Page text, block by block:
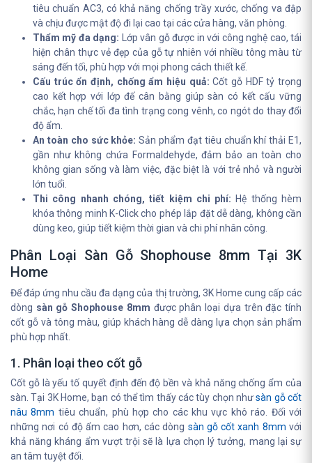
tiêu chuẩn AC3, có khả năng chống trầy xước, chống va đập
và chịu được mật độ đi lại cao tại các cửa hàng, văn phòng.
Thẩm mỹ đa dạng: Lớp vân gỗ được in với công nghệ cao, tái
hiện chân thực vẻ đẹp của gỗ tự nhiên với nhiều tông màu từ
sáng đến tối, phù hợp với mọi phong cách thiết kế.
Cấu trúc ổn định, chống ẩm hiệu quả: Cốt gỗ HDF tỷ trọng
cao kết hợp với lớp đế cân bằng giúp sàn có kết cấu vững
chắc, hạn chế tối đa tình trạng cong vênh, co ngót do thay đổi
độ ẩm.
An toàn cho sức khỏe: Sản phẩm đạt tiêu chuẩn khí thải E1,
gần như không chứa Formaldehyde, đảm bảo an toàn cho
không gian sống và làm việc, đặc biệt là với trẻ nhỏ và người
lớn tuổi.
Thi công nhanh chóng, tiết kiệm chi phí: Hệ thống hèm
khóa thông minh K-Click cho phép lắp đặt dễ dàng, không cần
dùng keo, giúp tiết kiệm thời gian và chi phí nhân công.
Phân Loại Sàn Gỗ Shophouse 8mm Tại 3K
Home
Để đáp ứng nhu cầu đa dạng của thị trường, 3K Home cung cấp các
dòng sàn gỗ Shophouse 8mm được phân loại dựa trên đặc tính
cốt gỗ và tông màu, giúp khách hàng dễ dàng lựa chọn sản phẩm
phù hợp nhất.
1. Phân loại theo cốt gỗ
Cốt gỗ là yếu tố quyết định đến độ bền và khả năng chống ẩm của
sàn. Tại 3K Home, bạn có thể tìm thấy các tùy chọn nhưsàn gỗ cốt
nâu 8mm tiêu chuẩn, phù hợp cho các khu vực khô ráo. Đối với
những nơi có độ ẩm cao hơn, các dòng sàn gỗ cốt xanh 8mm với
khả năng kháng ẩm vượt trội sẽ là lựa chọn lý tưởng, mang lại sự
an tâm tuyệt đối.